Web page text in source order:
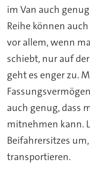
im Van auch
Reihe können
vor allem, wenn
schiebt, nur auf
geht es enger zu.
auch genug, dass
mitnehmen kann.
Beifahrersitzes
transportieren.